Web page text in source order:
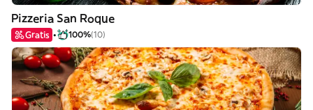
Pizzeria San Roque
Gratis 100%(10)